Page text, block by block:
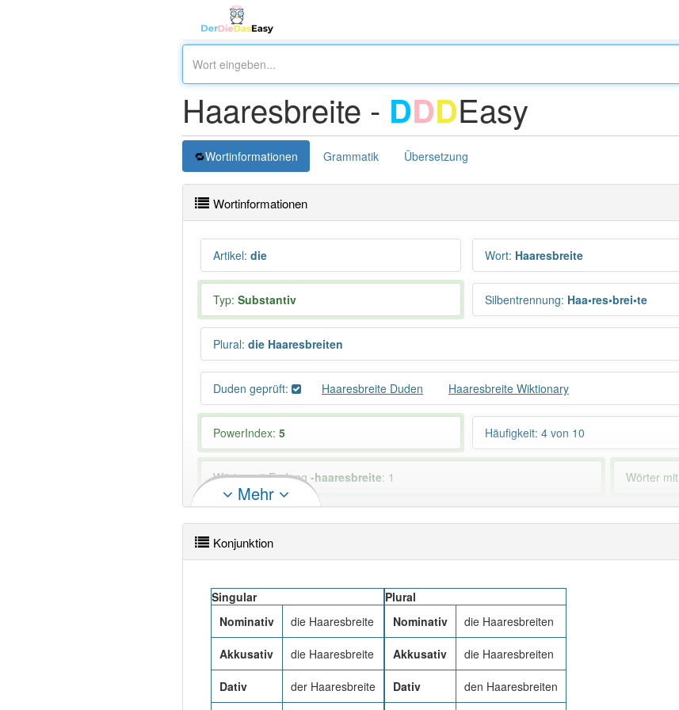
Haaresbreite - DDDEasy
Wortinformationen Grammatik Übersetzung
Wortinformationen
Artikel: die Wort: Haaresbreite
Typ: Substantiv Silbentrennung: Haa•res•brei•te
Plural: die Haaresbreiten
Duden geprüft: Haaresbreite Duden Haaresbreite Wiktionary
PowerIndex: 5 Häufigkeit: 4 von 10
Wörter mit Endung -haaresbreite: 1 Wörter
87% unserer Spielapp-Nutzer haben den Artikel korrekt erraten.
Mehr
Konjunktion
Singular
Nominativ
die Haaresbreite
Akkusativ die Haaresbreite
Dativ der Haaresbreite
Plural
Nominativ
die Haaresbreiten
Akkusativ die Haaresbreiten
Dativ den Haaresbreiten